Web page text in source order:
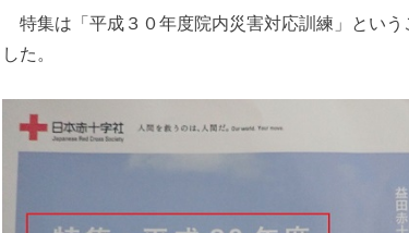
特集は「平成３０年度院内災害対応訓練」という
した。